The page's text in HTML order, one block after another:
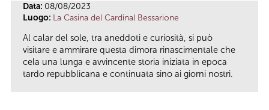
Data: 08/08/2023
Luogo: La Casina del Cardinal Bessarione
Al calar del sole, tra aneddoti e curiosità, si può
visitare e ammirare questa dimora rinascimentale che
cela una lunga e avvincente storia iniziata in epoca
tardo repubblicana e continuata sino ai giorni nostri.